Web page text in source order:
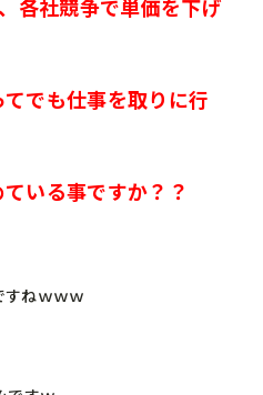
各社競争で単価を下げ
でも仕事を取りに行
いる事ですか？？
ねｗｗｗ